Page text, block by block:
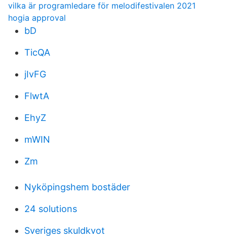
vilka är programledare för melodifestivalen 2021
hogia approval
bD
TicQA
jIvFG
FlwtA
EhyZ
mWIN
Zm
Nyköpingshem bostäder
24 solutions
Sveriges skuldkvot